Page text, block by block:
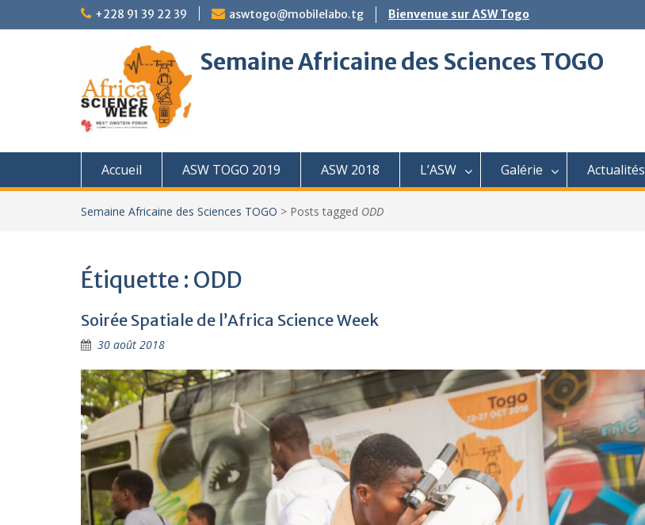
+228 91 39 22 39 aswtogo@mobilelabo.tg Bienvenue sur ASW Togo
Semaine Africaine des Sciences TOGO
Accueil ASW TOGO 2019 ASW 2018 L’ASW Galérie Actualités
Semaine Africaine des Sciences TOGO > Posts tagged ODD
Étiquette : ODD
Soirée Spatiale de l’Africa Science Week
30 août 2018